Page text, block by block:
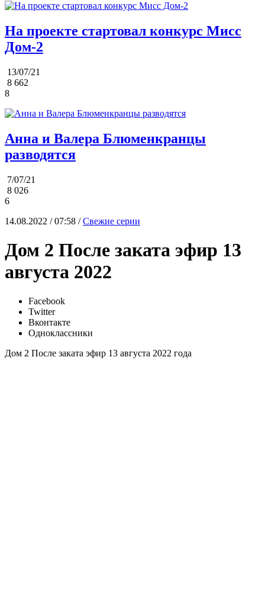
На проекте стартовал конкурс Мисс
Дом-2
13/07/21
8 662
8
Анна и Валера Блюменкранцы
разводятся
7/07/21
8 026
6
14.08.2022 / 07:58 /Свежие серии
Дом 2 После заката эфир 13
августа 2022
Facebook
Twitter
Вконтакте
Одноклассники
Дом 2 После заката эфир 13 августа 2022 года